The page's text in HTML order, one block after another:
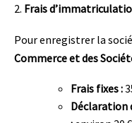
2. Frais
Pour enregistrer la
Commerce et des
Frais fixes :
Déclaration